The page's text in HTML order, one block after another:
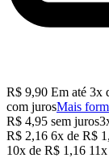
R$ 9,90 Em até 3x
com jurosMais
R$ 4,95 sem juros
R$ 2,16 6x de R$
10x de R$ 1,16